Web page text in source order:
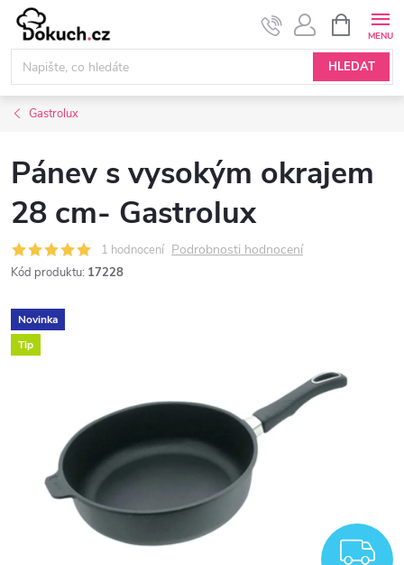
Přejít
obsah
HLEDAT
NÁKUPNÍ
KOŠÍK
Gastrolux
Pánev s vysokým okrajem
28 cm- Gastrolux
1 hodnocení Podrobnosti hodnocení
Kód produktu: 17228
Novinka
Tip